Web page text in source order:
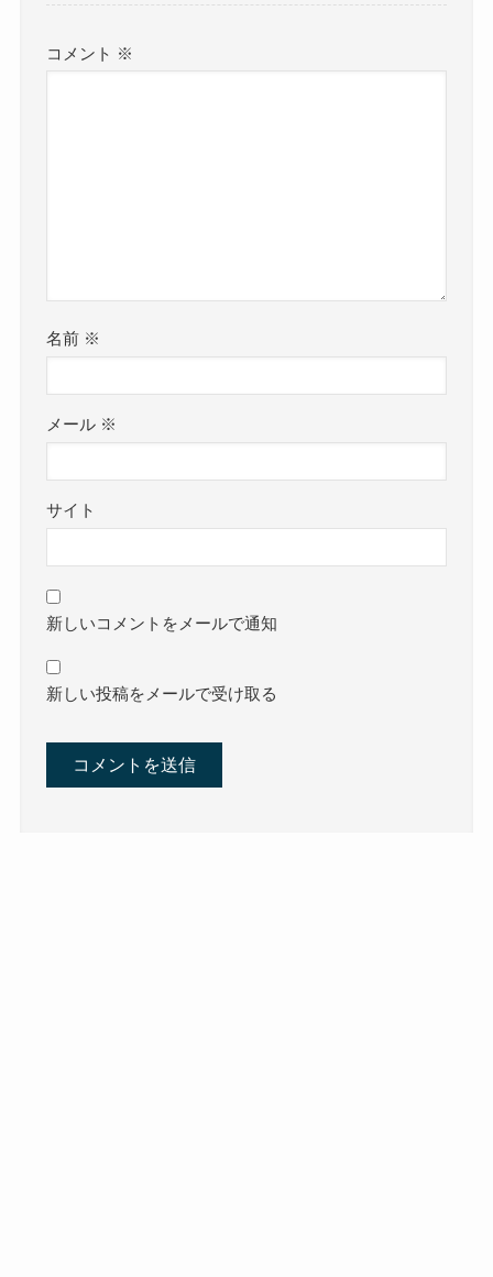
コメント ※
名前 ※
メール ※
サイト
新しいコメントをメールで通知
新しい投稿をメールで受け取る